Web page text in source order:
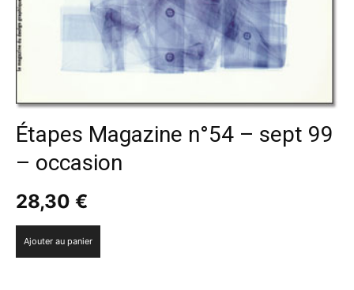
Étapes Magazine n°54 – sept 99
– occasion
28,30 €
Ajouter au panier